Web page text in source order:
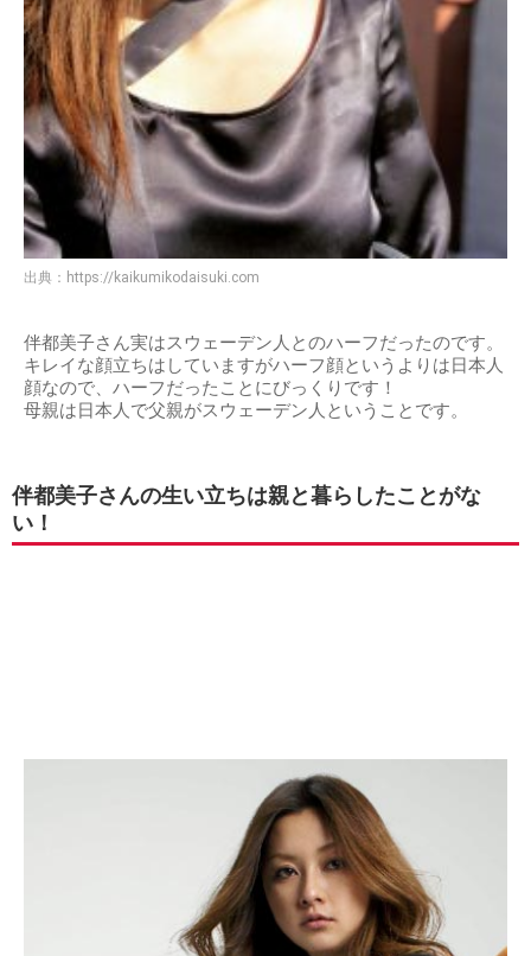
出典： https://kaikumikodaisuki.com
伴都美子さん実はスウェーデン人とのハーフだったのです。
キレイな顔立ちはしていますがハーフ顔というよりは日本人
顔なので、ハーフだったことにびっくりです！
母親は日本人で父親がスウェーデン人ということです。
伴都美子さんの生い立ちは親と暮らしたことがな
い！